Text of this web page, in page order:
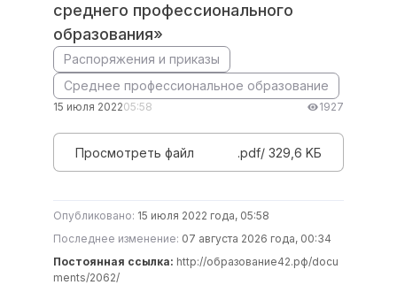
среднего профессионального
образования»
Распоряжения и приказы
Среднее профессиональное образование
15 июля 202205:58 1927
Просмотреть файл .pdf/ 329,6 KБ
Опубликовано: 15 июля 2022 года, 05:58
Последнее изменение: 07 августа 2026 года, 00:34
Постоянная ссылка: http://образование42.рф/docu
ments/2062/